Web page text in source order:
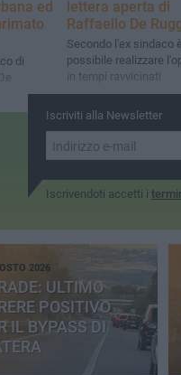
ed
di
lettera aperta di
Raffaello De
Secondo l'ex sindaco è
possibile realizzare
in tempi ravvicinati
Iscriviti alla Newsletter
Iscrivendoti accetti i
2026
ULTIMO
POSITIVO
IL BYPASS DI